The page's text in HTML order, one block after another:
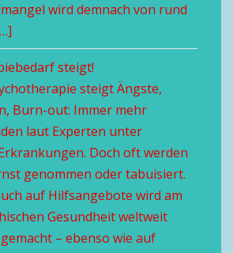
wird demnach von rund
steigt!
steigt Ängste,
Burn-out: Immer mehr
laut Experten unter
Doch oft werden
genommen oder tabuisiert.
auf Hilfsangebote wird am
Gesundheit weltweit
– ebenso wie auf